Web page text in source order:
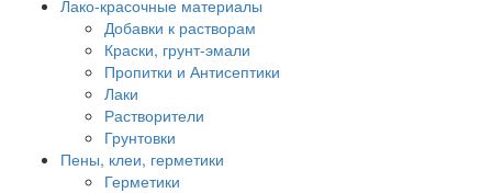
Лако-красочные материалы
Добавки к растворам
Краски, грунт-эмали
Пропитки и Антисептики
Лаки
Растворители
Грунтовки
Пены, клеи, герметики
Герметики